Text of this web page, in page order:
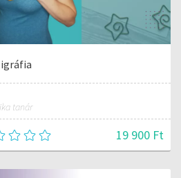
tanár
19 900 Ft